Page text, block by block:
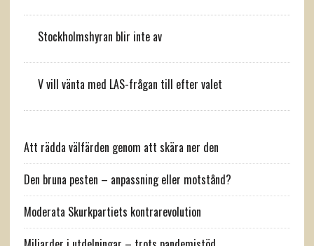
Stockholmshyran blir inte av
V vill vänta med LAS-frågan till efter valet
Att rädda välfärden genom att skära ner den
Den bruna pesten – anpassning eller motstånd?
Moderata Skurkpartiets kontrarevolution